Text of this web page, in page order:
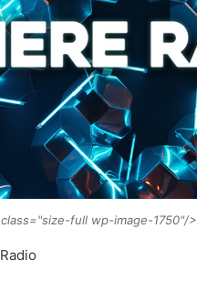
full wp-image-1750"/>